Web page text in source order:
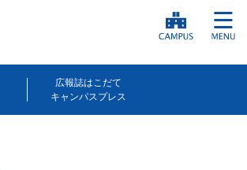
広報誌はこだて
キャンパスプレス